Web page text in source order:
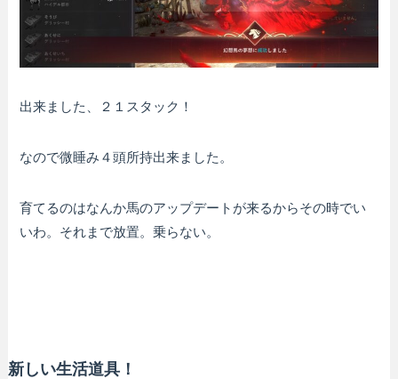
出来ました、２１スタック！
なので微睡み４頭所持出来ました。
育てるのはなんか馬のアップデートが来るからその時でい
いわ。それまで放置。乗らない。
新しい生活道具！